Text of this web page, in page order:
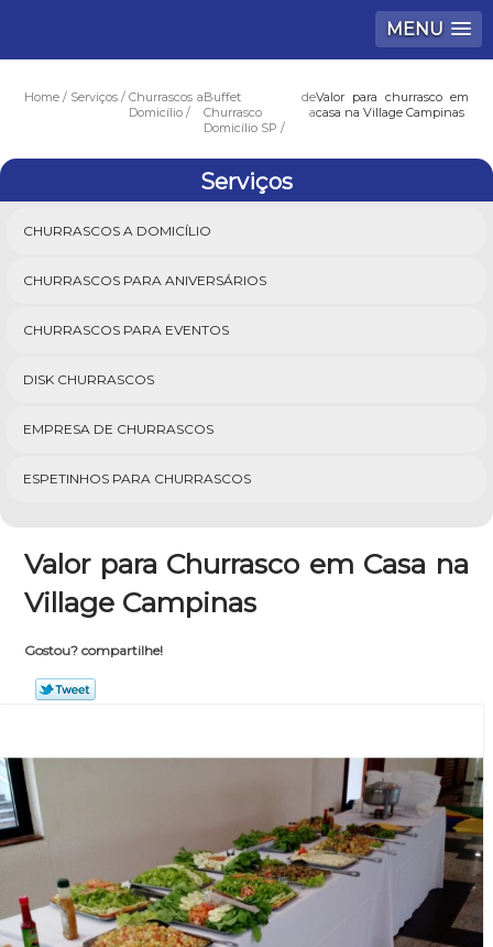
MENU
Home Serviços
Churrascos a
Domicílio
Buffet de
Churrasco a
Domicílio SP
Valor para churrasco em
casa na Village Campinas
Serviços
CHURRASCOS A DOMICÍLIO
CHURRASCOS PARA ANIVERSÁRIOS
CHURRASCOS PARA EVENTOS
DISK CHURRASCOS
EMPRESA DE CHURRASCOS
ESPETINHOS PARA CHURRASCOS
Valor para Churrasco em Casa na
Village Campinas
Gostou? compartilhe!